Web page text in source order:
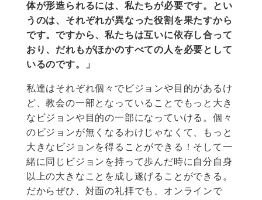
体が形造られるには、私たちが必要です。とい
うのは、それぞれが異なった役割を果たすから
です。ですから、私たちは互いに依存し合って
おり、だれもがほかのすべての人を必要として
いるのです。」
私達はそれぞれ個々でビジョンや目的があるけ
ど、教会の一部となっていることでもっと大き
なビジョンや目的の一部になっていける。個々
のビジョンが無くなるわけじゃなくて、もっと
大きなビジョンを得ることができる！そして一
緒に同じビジョンを持って歩んだ時に自分自身
以上の大きなことを成し遂げることができる。
だからぜひ、対面の礼拝でも、オンラインで